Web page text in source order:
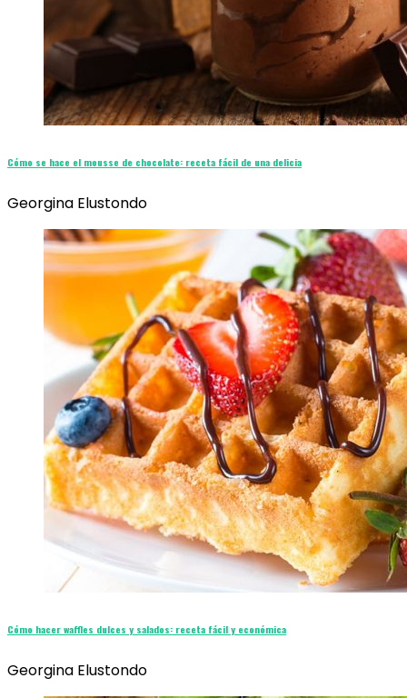
Cómo se hace el mousse de chocolate: receta fácil de una delicia
Georgina Elustondo
Cómo hacer waffles dulces y salados: receta fácil y económica
Georgina Elustondo